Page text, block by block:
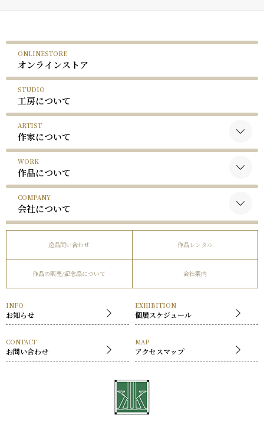
ONLINESTORE
オンラインストア
STUDIO
工房について
ARTIST
作家について
黒木国昭について
谷口榮について
略歴
受賞歴
WORK
作品について
黒木国昭の作品
谷口榮の作品
COMPANY
会社について
社長挨拶
逸品問い合わせ 作品レンタル
作品の販売/記念品について 会社案内
INFO
お知らせ
EXHIBITION
個展スケジュール
CONTACT
お問い合わせ
MAP
アクセスマップ